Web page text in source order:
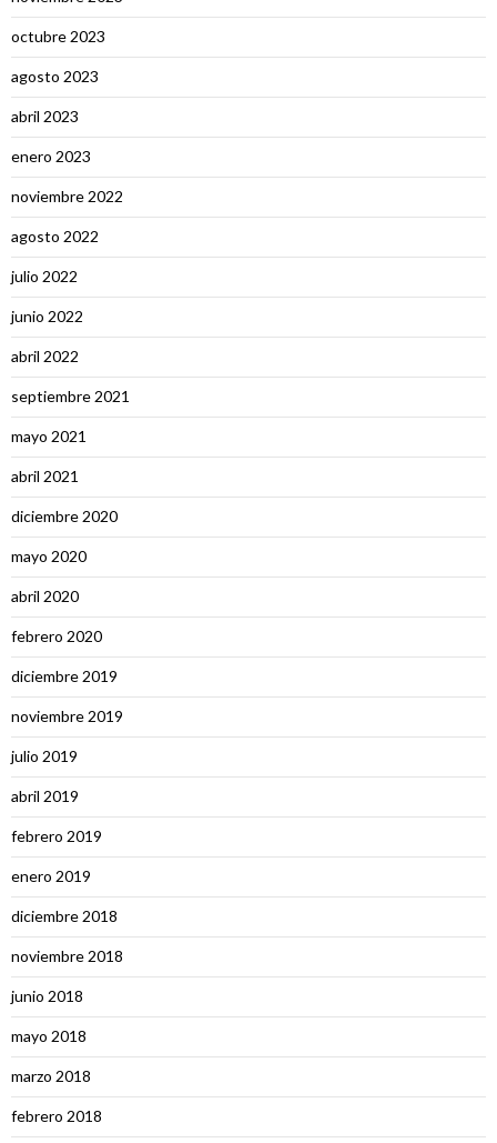
octubre 2023
agosto 2023
abril 2023
enero 2023
noviembre 2022
agosto 2022
julio 2022
junio 2022
abril 2022
septiembre 2021
mayo 2021
abril 2021
diciembre 2020
mayo 2020
abril 2020
febrero 2020
diciembre 2019
noviembre 2019
julio 2019
abril 2019
febrero 2019
enero 2019
diciembre 2018
noviembre 2018
junio 2018
mayo 2018
marzo 2018
febrero 2018